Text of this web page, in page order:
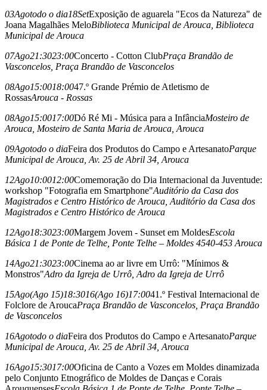
03Agotodo o dia18SetExposição de aguarela "Ecos da Natureza" de
Joana Magalhães MeloBiblioteca Municipal de Arouca , Biblioteca
Municipal de Arouca
07Ago21:3023:00Concerto - Cotton ClubPraça Brandão de
Vasconcelos , Praça Brandão de Vasconcelos
08Ago15:0018:0047.º Grande Prémio de Atletismo de
RossasArouca - Rossas
08Ago15:0017:00Dó Ré Mi - Música para a InfânciaMosteiro de
Arouca , Mosteiro de Santa Maria de Arouca, Arouca
09Agotodo o diaFeira dos Produtos do Campo e ArtesanatoParque
Municipal de Arouca , Av. 25 de Abril 34, Arouca
12Ago10:0012:00Comemoração do Dia Internacional da Juventude:
workshop "Fotografia em Smartphone"Auditório da Casa dos
Magistrados e Centro Histórico de Arouca , Auditório da Casa dos
Magistrados e Centro Histórico de Arouca
12Ago18:3023:00Margem Jovem - Sunset em MoldesEscola
Básica 1 de Ponte de Telhe , Ponte Telhe – Moldes 4540-453 Arouca
14Ago21:3023:00Cinema ao ar livre em Urrô: "Mínimos &
Monstros"Adro da Igreja de Urrô , Adro da Igreja de Urrô
15Ago(Ago 15)18:3016(Ago 16)17:0041.º Festival Internacional de
Folclore de AroucaPraça Brandão de Vasconcelos , Praça Brandão
de Vasconcelos
16Agotodo o diaFeira dos Produtos do Campo e ArtesanatoParque
Municipal de Arouca , Av. 25 de Abril 34, Arouca
16Ago15:3017:00Oficina de Canto a Vozes em Moldes dinamizada
pelo Conjunto Etnográfico de Moldes de Danças e Corais